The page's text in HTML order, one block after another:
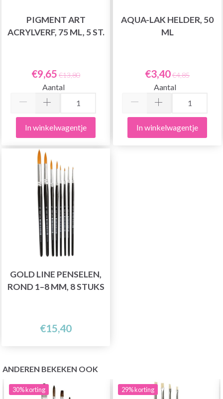
PIGMENT ART
ACRYLVERF, 75 ML, 5 ST.
€9,65 €13,80
Aantal
In winkelwagentje
AQUA-LAK HELDER, 50
ML
€3,40€4,85
Aantal
In winkelwagentje
GOLD LINE PENSELEN,
ROND 1–8 MM, 8 STUKS
€15,40
ANDEREN BEKEKEN OOK
30%korting 29%korting